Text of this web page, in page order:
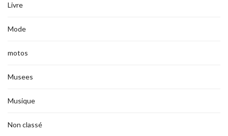
Livre
Mode
motos
Musees
Musique
Non classé